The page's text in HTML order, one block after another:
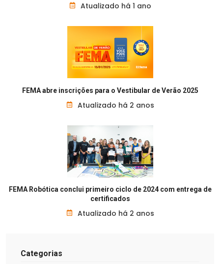
Atualizado há 1 ano
FEMA abre inscrições para o Vestibular de Verão 2025
Atualizado há 2 anos
FEMA Robótica conclui primeiro ciclo de 2024 com entrega de
certificados
Atualizado há 2 anos
Categorias